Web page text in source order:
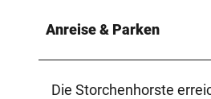
Anreise & Parken
Die Storchenhorste